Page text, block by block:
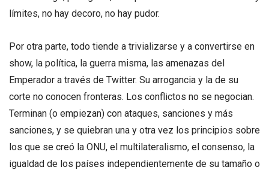
límites, no hay decoro, no hay pudor.
Por otra parte, todo tiende a trivializarse y a convertirse en
show, la política, la guerra misma, las amenazas del
Emperador a través de Twitter. Su arrogancia y la de su
corte no conocen fronteras. Los conflictos no se negocian.
Terminan (o empiezan) con ataques, sanciones y más
sanciones, y se quiebran una y otra vez los principios sobre
los que se creó la ONU, el multilateralismo, el consenso, la
igualdad de los países independientemente de su tamaño o